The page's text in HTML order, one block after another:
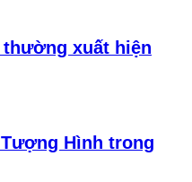
xuất hiện
Hình trong